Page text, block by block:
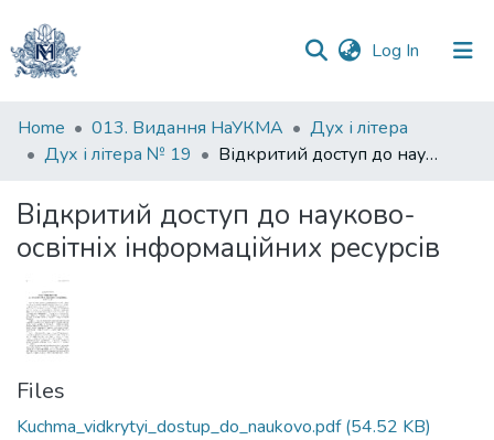
Log In (current)
Communities
&
All of DSpace
Statistics
Home 013. Видання НаУКМА
Дух і літера
Дух і літера № 19
Відкритий доступ до науково-освітніх інформаційних ресурсів
Відкритий доступ до науково-
освітніх інформаційних ресурсів
Files
Kuchma_vidkrytyi_dostup_do_naukovo.pdf(54.52 KB)